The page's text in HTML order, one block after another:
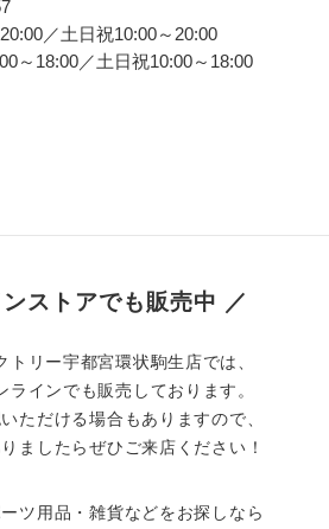
／土日祝10:00～20:00
～18:00／土日祝10:00～18:00
ストアでも販売中 ／
トリー宇都宮環状駒生店では、
ラインでも販売しております。
ただける場合もありますので、
ましたらぜひご来店ください！
ツ用品・雑貨などをお探しなら